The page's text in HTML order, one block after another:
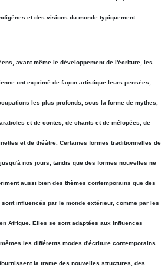
et des visions du monde typiquement
avant même le développement de l'écriture, les
ont exprimé de façon artistique leurs pensées,
les plus profonds, sous la forme de mythes,
et de contes, de chants et de mélopées, de
et de théâtre. Certaines formes traditionnelles de
nos jours, tandis que des formes nouvelles ne
aussi bien des thèmes contemporains que des
influencés par le monde extérieur, comme par les
Afrique. Elles se sont adaptées aux influences
les différents modes d'écriture contemporains.
la trame des nouvelles structures, des